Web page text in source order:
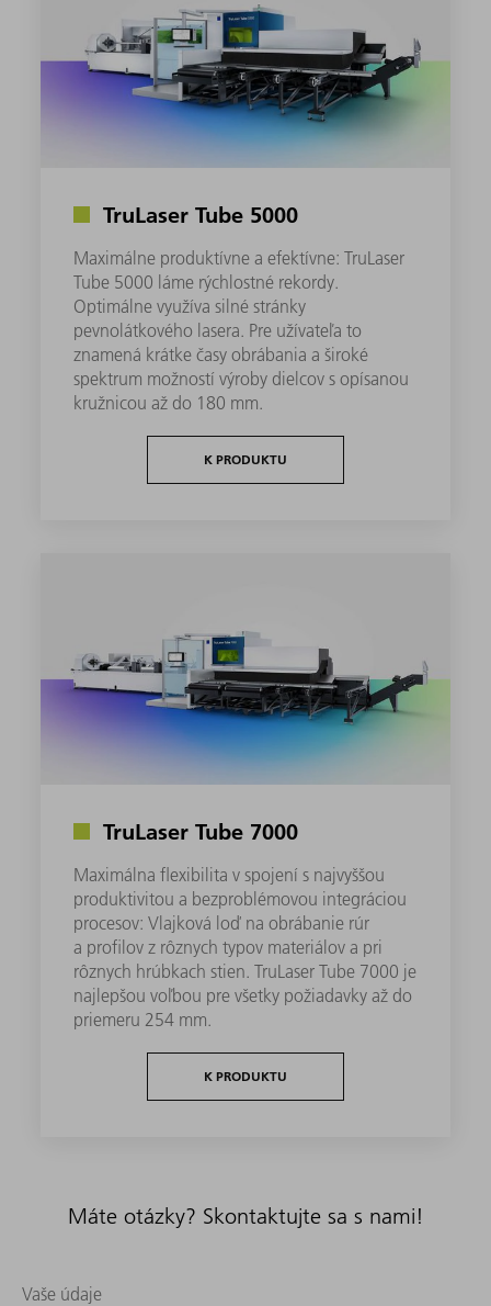
TruLaser Tube 5000
Maximálne produktívne a efektívne: TruLaser
Tube 5000 láme rýchlostné rekordy.
Optimálne využíva silné stránky
pevnolátkového lasera. Pre užívateľa to
znamená krátke časy obrábania a široké
spektrum možností výroby dielcov s opísanou
kružnicou až do 180 mm.
K PRODUKTU
TruLaser Tube 7000
Maximálna flexibilita v spojení s najvyššou
produktivitou a bezproblémovou integráciou
procesov: Vlajková loď na obrábanie rúr
a profilov z rôznych typov materiálov a pri
rôznych hrúbkach stien. TruLaser Tube 7000 je
najlepšou voľbou pre všetky požiadavky až do
priemeru 254 mm.
K PRODUKTU
Máte otázky? Skontaktujte sa s nami!
Vaše údaje